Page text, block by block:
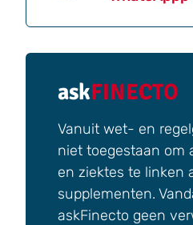
askFINECTO
Vanuit wet- en
niet toegestaan om
en ziektes te linken
supplementen.
askFinecto geen